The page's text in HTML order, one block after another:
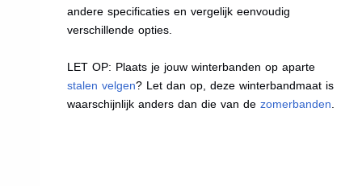
andere specificaties en vergelijk eenvoudig
verschillende opties.
LET OP: Plaats je jouw winterbanden op aparte
stalen velgen? Let dan op, deze winterbandmaat is
waarschijnlijk anders dan die van dezomerbanden